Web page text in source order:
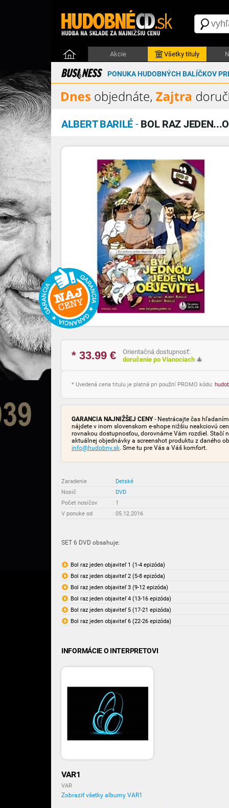
Akcie Všetky tituly
PONUKA HUDOBNÝCH BALÍČKOV
ALBERT BARILÉ - BOL RAZ
* 33.99 €
Orientačná dostupnosť:
doručenie po Vianociach 🎄
* Uvedená cena titulu je platná pri použití PROMO kódu:
GARANCIA NAJNIŽŠEJ CENY- Nestrácajte čas
nájdete v inom slovenskom e-shope nižšiu neakciovú
rovnakou dostupnosťou, dorovnáme Vám rozdiel. Stačí
aktuálnej objednávky a screenshot produktu z daného
info@hudobny.sk. Sme tu pre Vás a Váš komfort.
Zaradenie : Detské
Nosič
: DVD
Počet nosičov
: 1
V ponuke od
: 05.12.2016
SET 6 DVD obsahuje:
Bol raz jeden objaviteľ 1 (1-4 epizóda)
Bol raz jeden objaviteľ 2 (5-8 epizóda)
Bol raz jeden objaviteľ 3 (9-12 epizóda)
Bol raz jeden objaviteľ 4 (13-16 epizóda)
Bol raz jeden objaviteľ 5 (17-21 epizóda)
Bol raz jeden objaviteľ 6 (22-26 epizóda)
INFORMÁCIE O INTERPRETOVI
VAR1
VAR
Zobraziť všetky albumy VAR1